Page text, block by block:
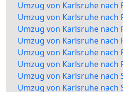
Umzug von Karlsruhe nach
Umzug von Karlsruhe nach
Umzug von Karlsruhe nach
Umzug von Karlsruhe nach
Umzug von Karlsruhe nach
Umzug von Karlsruhe nach
Umzug von Karlsruhe nach
Umzug von Karlsruhe nach